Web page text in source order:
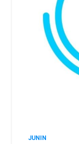
JUNIN